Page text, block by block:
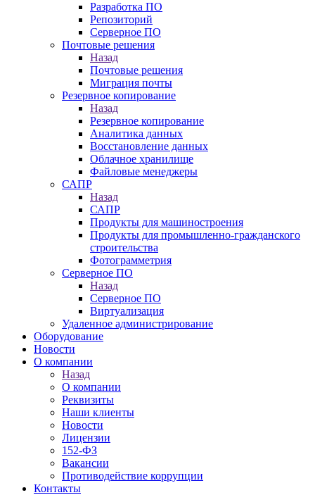
Разработка ПО
Репозиторий
Серверное ПО
Почтовые решения
Назад
Почтовые решения
Миграция почты
Резервное копирование
Назад
Резервное копирование
Аналитика данных
Восстановление данных
Облачное хранилище
Файловые менеджеры
САПР
Назад
САПР
Продукты для машиностроения
Продукты для промышленно-гражданского
строительства
Фотограмметрия
Серверное ПО
Назад
Серверное ПО
Виртуализация
Удаленное администрирование
Оборудование
Новости
О компании
Назад
О компании
Реквизиты
Наши клиенты
Новости
Лицензии
152-ФЗ
Вакансии
Противодействие коррупции
Контакты